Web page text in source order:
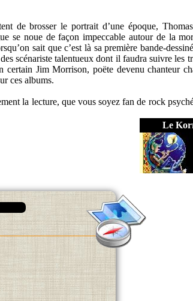
de brosser le portrait d’une époque,
se noue de façon impeccable autour de la
sait que c’est là sa première bande-
scénariste talentueux dont il faudra suivre les
certain Jim Morrison, poëte devenu chanteur
ces albums.
la lecture, que vous soyez fan de rock
Le